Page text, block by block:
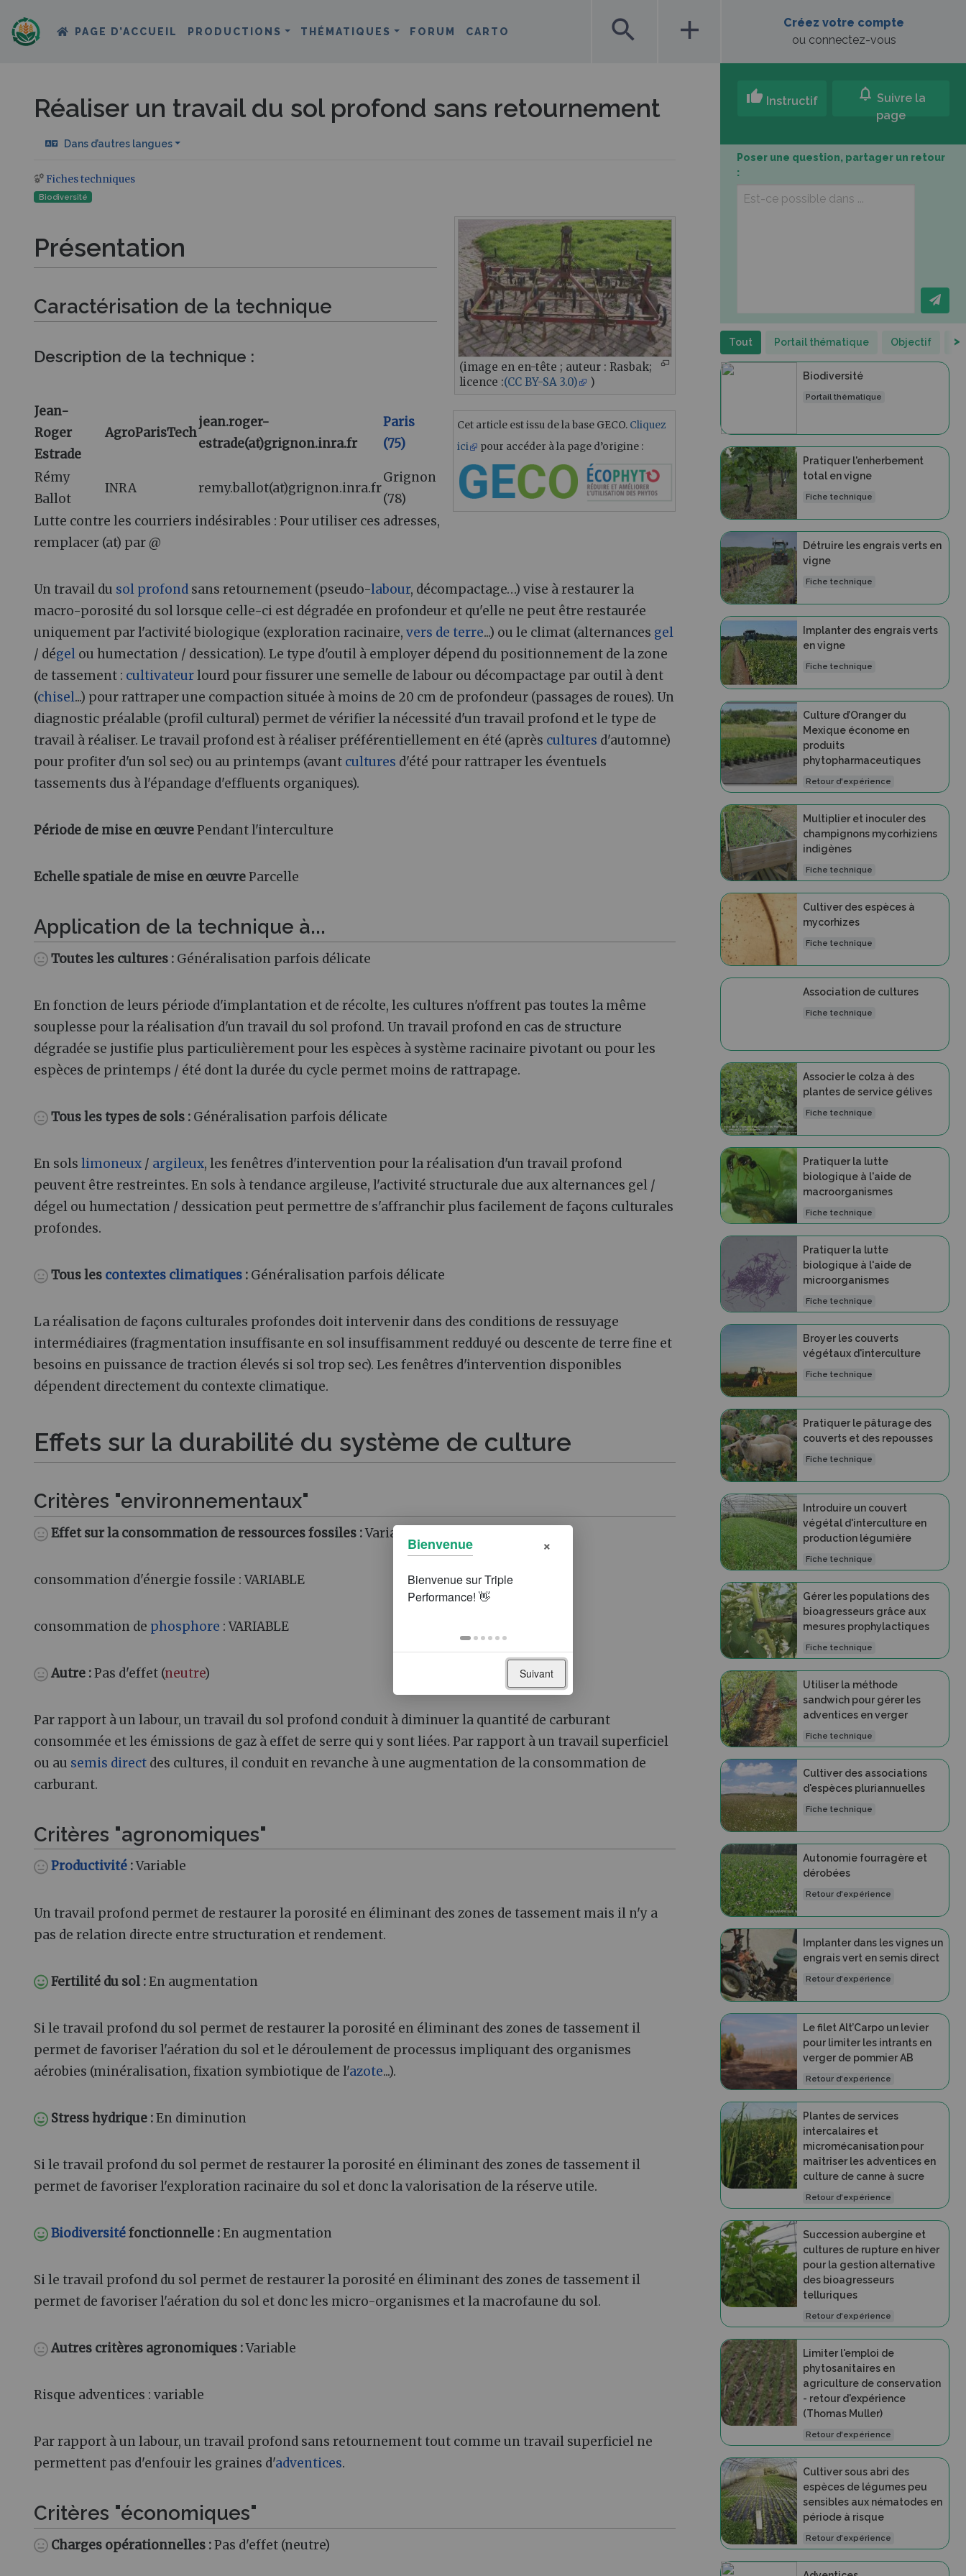
PAGE D’ACCUEIL PRODUCTIONS THÉMATIQUES FORUM CARTO search add
Créez votre compte
ou connectez-vous
Réaliser un travail du sol profond sans retournement
Dans d’autres langues
Aller à :navigation
Fiches techniques
Biodiversité
(image en en-tête ; auteur : Rasbak;
licence :(CC BY-SA 3.0) )
Cet article est issu de la base GECO. Cliquez
ici
pour accéder à la page d’origine :
Présentation
Caractérisation de la technique
Description de la technique :
Jean-
Roger
Estrade
AgroParisTech
jean.roger-
estrade(at)grignon.inra.fr
Paris
(75)
Rémy
Ballot
INRA remy.ballot(at)grignon.inra.fr
Grignon
(78)
Lutte contre les courriers indésirables : Pour utiliser ces adresses,
remplacer (at) par @
Un travail du sol profond sans retournement (pseudo-labour, décompactage…) vise à restaurer la
macro-porosité du sol lorsque celle-ci est dégradée en profondeur et qu'elle ne peut être restaurée
uniquement par l'activité biologique (exploration racinaire, vers de terre...) ou le climat (alternances gel
/ dégel ou humectation / dessication). Le type d'outil à employer dépend du positionnement de la zone
de tassement : cultivateurlourd pour fissurer une semelle de labour ou décompactage par outil à dent
(chisel...) pour rattraper une compaction située à moins de 20 cm de profondeur (passages de roues). Un
diagnostic préalable (profil cultural) permet de vérifier la nécessité d'un travail profond et le type de
travail à réaliser. Le travail profond est à réaliser préférentiellement en été (après cultures d'automne)
pour profiter d'un sol sec) ou au printemps (avant cultures d'été pour rattraper les éventuels
tassements dus à l'épandage d'effluents organiques).
Période de mise en œuvrePendant l'interculture
Echelle spatiale de mise en œuvreParcelle
Application de la technique à...
Toutes les cultures : Généralisation parfois délicate
En fonction de leurs période d'implantation et de récolte, les cultures n'offrent pas toutes la même
souplesse pour la réalisation d'un travail du sol profond. Un travail profond en cas de structure
dégradée se justifie plus particulièrement pour les espèces à système racinaire pivotant ou pour les
espèces de printemps / été dont la durée du cycle permet moins de rattrapage.
Tous les types de sols : Généralisation parfois délicate
En sols limoneux / argileux, les fenêtres d'intervention pour la réalisation d'un travail profond
peuvent être restreintes. En sols à tendance argileuse, l'activité structurale due aux alternances gel /
dégel ou humectation / dessication peut permettre de s'affranchir plus facilement de façons culturales
profondes.
Tous les contextes climatiques : Généralisation parfois délicate
La réalisation de façons culturales profondes doit intervenir dans des conditions de ressuyage
intermédiaires (fragmentation insuffisante en sol insuffisamment redduyé ou descente de terre fine et
besoins en puissance de traction élevés si sol trop sec). Les fenêtres d'intervention disponibles
dépendent directement du contexte climatique.
Effets sur la durabilité du système de culture
Critères "environnementaux"
Effet sur la consommation de ressources fossiles :Variable
consommation d'énergie fossile : VARIABLE
consommation de phosphore : VARIABLE
Autre :Pas d'effet (neutre)
Par rapport à un labour, un travail du sol profond conduit à diminuer la quantité de carburant
consommée et les émissions de gaz à effet de serre qui y sont liées. Par rapport à un travail superficiel
ou au semis direct des cultures, il conduit en revanche à une augmentation de la consommation de
carburant.
Critères "agronomiques"
Productivité :Variable
Un travail profond permet de restaurer la porosité en éliminant des zones de tassement mais il n'y a
pas de relation directe entre structuration et rendement.
Fertilité du sol :En augmentation
Si le travail profond du sol permet de restaurer la porosité en éliminant des zones de tassement il
permet de favoriser l'aération du sol et le déroulement de processus impliquant des organismes
aérobies (minéralisation, fixation symbiotique de l'azote...).
Stress hydrique :En diminution
Si le travail profond du sol permet de restaurer la porosité en éliminant des zones de tassement il
permet de favoriser l'exploration racinaire du sol et donc la valorisation de la réserve utile.
Biodiversitéfonctionnelle :En augmentation
Si le travail profond du sol permet de restaurer la porosité en éliminant des zones de tassement il
permet de favoriser l'aération du sol et donc les micro-organismes et la macrofaune du sol.
Autres critères agronomiques :Variable
Risque adventices : variable
Par rapport à un labour, un travail profond sans retournement tout comme un travail superficiel ne
permettent pas d'enfouir les graines d'adventices.
Critères "économiques"
Charges opérationnelles :Pas d'effet (neutre)
thumb_up Instructif notifications Suivre la
page
Poser une question, partager un retour
:
Tout Portail thématique Objectif >
Biodiversité
Portail thématique
Pratiquer l'enherbement
total en vigne
Fiche technique
Détruire les engrais verts en
vigne
Fiche technique
Implanter des engrais verts
en vigne
Fiche technique
Culture d’Oranger du
Mexique économe en
produits
phytopharmaceutiques
Retour d'expérience
Multiplier et inoculer des
champignons mycorhiziens
indigènes
Fiche technique
Cultiver des espèces à
mycorhizes
Fiche technique
Association de cultures
Fiche technique
Associer le colza à des
plantes de service gélives
Fiche technique
Pratiquer la lutte
biologique à l'aide de
macroorganismes
Fiche technique
Pratiquer la lutte
biologique à l'aide de
microorganismes
Fiche technique
Broyer les couverts
végétaux d'interculture
Fiche technique
Pratiquer le pâturage des
couverts et des repousses
Fiche technique
Introduire un couvert
végétal d'interculture en
production légumière
Fiche technique
Gérer les populations des
bioagresseurs grâce aux
mesures prophylactiques
Fiche technique
Utiliser la méthode
sandwich pour gérer les
adventices en verger
Fiche technique
Cultiver des associations
d'espèces pluriannuelles
Fiche technique
Autonomie fourragère et
dérobées
Retour d'expérience
Implanter dans les vignes un
engrais vert en semis direct
Retour d'expérience
Le filet Alt’Carpo un levier
pour limiter les intrants en
verger de pommier AB
Retour d'expérience
Plantes de services
intercalaires et
micromécanisation pour
maîtriser les adventices en
culture de canne à sucre
Retour d'expérience
Succession aubergine et
cultures de rupture en hiver
pour la gestion alternative
des bioagresseurs
telluriques
Retour d'expérience
Limiter l'emploi de
phytosanitaires en
agriculture de conservation
- retour d'expérience
(Thomas Muller)
Retour d'expérience
Cultiver sous abri des
espèces de légumes peu
sensibles aux nématodes en
période à risque
Retour d'expérience
Bienvenue ×
Suivant